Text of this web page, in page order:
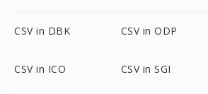
CSV in DBK CSV in ODP
CSV in ICO CSV in SGI